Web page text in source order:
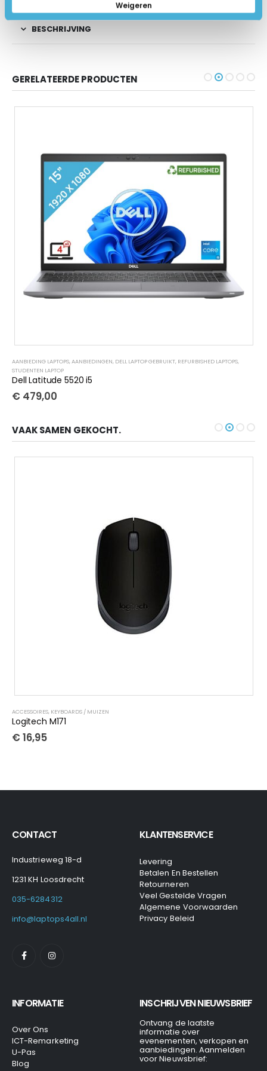
Weigeren
BESCHRIJVING
GERELATEERDE PRODUCTEN
AANBIEDING LAPTOPS, AANBIEDINGEN, DELL LAPTOP GEBRUIKT, REFURBISHED LAPTOPS,
STUDENTEN LAPTOP
Dell Latitude 5520 i5
€ 479,00
VAAK SAMEN GEKOCHT.
ACCESSOIRES, KEYBOARDS / MUIZEN
Logitech M171
€ 16,95
CONTACT
Industrieweg 18-d
1231 KH Loosdrecht
035-6284312
info@laptops4all.nl
KLANTENSERVICE
Levering
Betalen En Bestellen
Retourneren
Veel Gestelde Vragen
Algemene Voorwaarden
Privacy Beleid
INFORMATIE
Over Ons
ICT-Remarketing
U-Pas
Blog
INSCHRIJVEN NIEUWSBRIEF
Ontvang de laatste
informatie over
evenementen, verkopen en
aanbiedingen. Aanmelden
voor Nieuwsbrief: